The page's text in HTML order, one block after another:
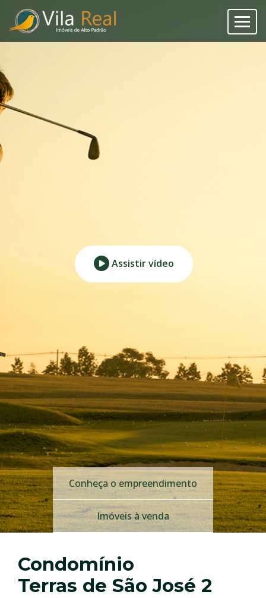
Assistir vídeo
Conheça o empreendimento
Imóveis à venda
Condomínio
Terras de São José 2